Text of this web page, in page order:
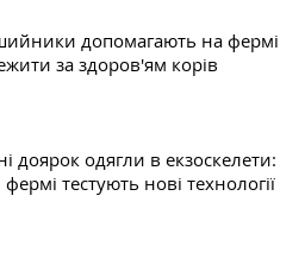
допомагають на фермі
за здоров'ям корів
доярок одягли в екзоскелети:
тестують нові технології